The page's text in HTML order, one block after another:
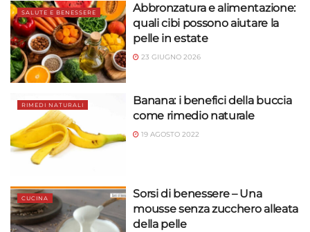
SALUTE E BENESSERE
Abbronzatura e alimentazione:
quali cibi possono aiutare la
pelle in estate
23 GIUGNO 2026
RIMEDI NATURALI
Banana: i benefici della buccia
come rimedio naturale
19 AGOSTO 2022
CUCINA
Sorsi di benessere – Una
mousse senza zucchero alleata
della pelle